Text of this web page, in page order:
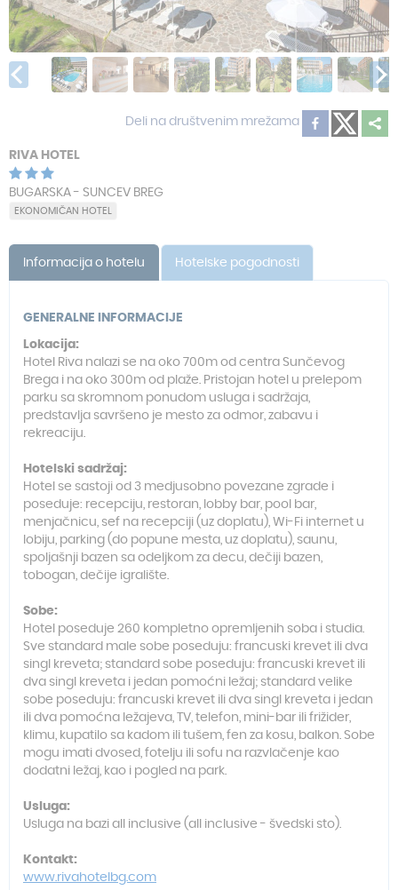
Deli na društvenim mrežama
RIVA HOTEL
BUGARSKA - SUNCEV BREG
EKONOMIČAN HOTEL
Informacija o hotelu Hotelske pogodnosti
GENERALNE INFORMACIJE
Lokacija:
Hotel Riva nalazi se na oko 700m od centra Sunčevog
Brega i na oko 300m od plaže. Pristojan hotel u prelepom
parku sa skromnom ponudom usluga i sadržaja,
predstavlja savršeno je mesto za odmor, zabavu i
rekreaciju.
Hotelski sadržaj:
Hotel se sastoji od 3 medjusobno povezane zgrade i
poseduje: recepciju, restoran, lobby bar, pool bar,
menjačnicu, sef na recepciji (uz doplatu), Wi-Fi internet u
lobiju, parking (do popune mesta, uz doplatu), saunu,
spoljašnji bazen sa odeljkom za decu, dečiji bazen,
tobogan, dečije igralište.
Sobe:
Hotel poseduje 260 kompletno opremljenih soba i studia.
Sve standard male sobe poseduju: francuski krevet ili dva
singl kreveta; standard sobe poseduju: francuski krevet ili
dva singl kreveta i jedan pomoćni ležaj; standard velike
sobe poseduju: francuski krevet ili dva singl kreveta i jedan
ili dva pomoćna ležajeva, TV, telefon, mini-bar ili frižider,
klimu, kupatilo sa kadom ili tušem, fen za kosu, balkon. Sobe
mogu imati dvosed, fotelju ili sofu na razvlačenje kao
dodatni ležaj, kao i pogled na park.
Usluga:
Usluga na bazi all inclusive (all inclusive - švedski sto).
Kontakt:
www.rivahotelbg.com